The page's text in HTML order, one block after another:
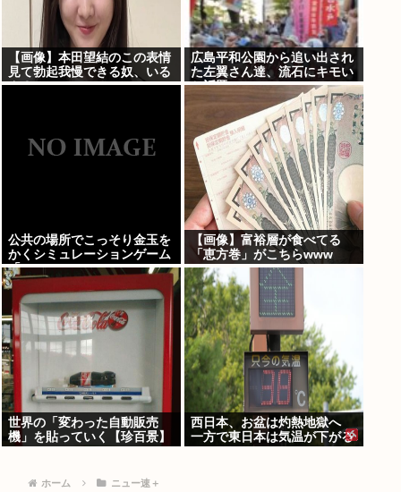
【画像】本田望結のこの表情
見て勃起我慢できる奴、いる
ん？
広島平和公園から追い出され
た左翼さん達、流石にキモい
と話題に
公共の場所でこっそり金玉を
かくシミュレーションゲーム
「Ball Scratch Simulator」
がSteamで発表される
【画像】富裕層が食べてる
「恵方巻」がこちらwww
世界の「変わった自動販売
機」を貼っていく【珍百景】
西日本、お盆は灼熱地獄へ
一方で東日本は気温が下がる
ホーム ニュー速＋